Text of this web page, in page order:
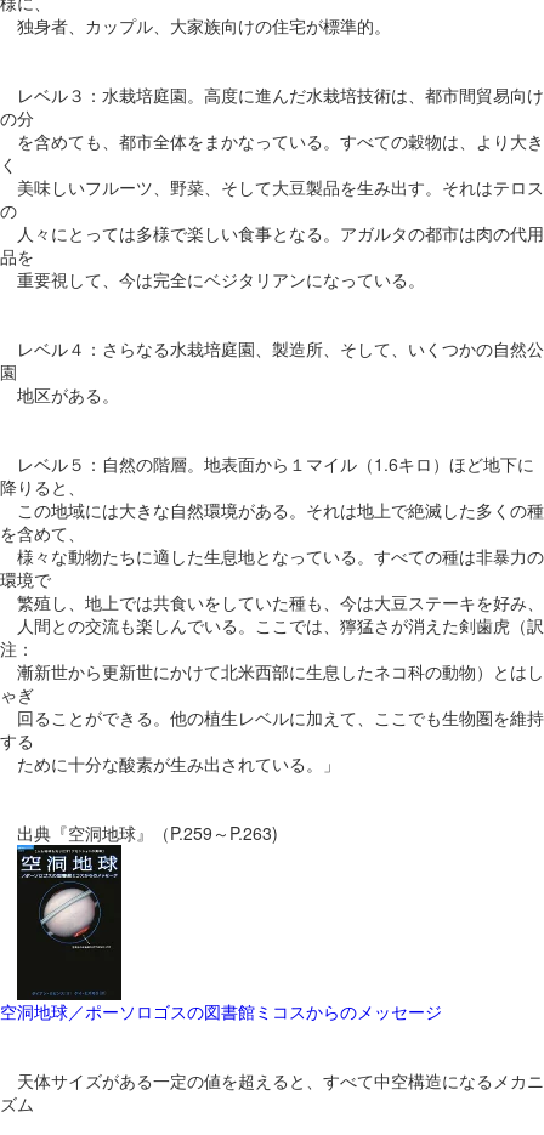
独身者、カップル、大家族向けの住宅が標準的。
レベル３：水栽培庭園。高度に進んだ水栽培技術は、都市間貿易向け
の分
を含めても、都市全体をまかなっている。すべての穀物は、より大き
く
美味しいフルーツ、野菜、そして大豆製品を生み出す。それはテロス
の
人々にとっては多様で楽しい食事となる。アガルタの都市は肉の代用
品を
重要視して、今は完全にベジタリアンになっている。
レベル４：さらなる水栽培庭園、製造所、そして、いくつかの自然公
園
地区がある。
レベル５：自然の階層。地表面から１マイル（1.6キロ）ほど地下に
降りると、
この地域には大きな自然環境がある。それは地上で絶滅した多くの種
を含めて、
様々な動物たちに適した生息地となっている。すべての種は非暴力の
環境で
繁殖し、地上では共食いをしていた種も、今は大豆ステーキを好み、
人間との交流も楽しんでいる。ここでは、獰猛さが消えた剣歯虎（訳
注：
漸新世から更新世にかけて北米西部に生息したネコ科の動物）とはし
ゃぎ
回ることができる。他の植生レベルに加えて、ここでも生物圏を維持
する
ために十分な酸素が生み出されている。」
出典『空洞地球』（P.259～P.263)
空洞地球／ポーソロゴスの図書館ミコスからのメッセージ
天体サイズがある一定の値を超えると、すべて中空構造になるメカニ
ズム